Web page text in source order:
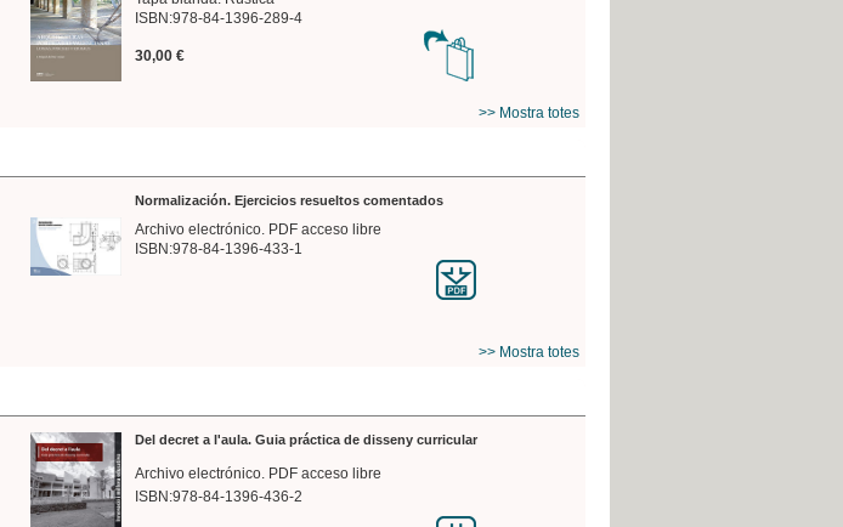
ISBN:978-84-1396-289-4
30,00 €
>> Mostra totes
Normalización. Ejercicios resueltos comentados
Archivo electrónico. PDF acceso libre
ISBN:978-84-1396-433-1
>> Mostra totes
Del decret a l'aula. Guia práctica de disseny curricular
Archivo electrónico. PDF acceso libre
ISBN:978-84-1396-436-2